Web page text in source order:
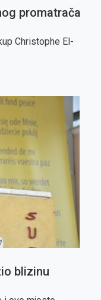
promatrača
Christophe El-
blizinu